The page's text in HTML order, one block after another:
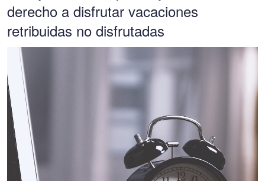
derecho a disfrutar vacaciones
retribuidas no disfrutadas